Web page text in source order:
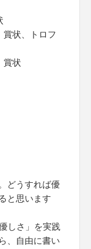
状、トロフ
賞状
どうすれば優
と思います
しさ」を実践
、自由に書い